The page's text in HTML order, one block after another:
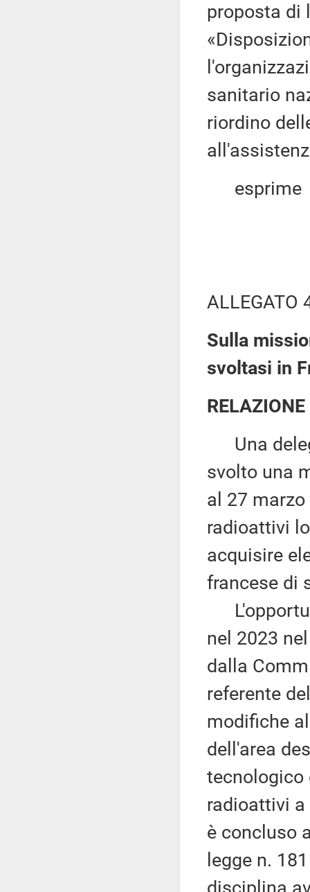
proposta di
sanitario
riordino
esprime
ALLEGATO
Sulla
svoltasi in
RELAZIONE
Una
svolto una
al 27
radioattivi
acquisire
francese di
nel 2023
dalla
referente
modifiche
dell'area
tecnologico
radioattivi
è concluso
legge n.